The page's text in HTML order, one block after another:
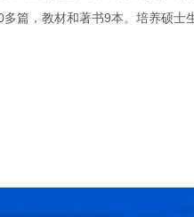
篇，教材和著书9本。培养硕士